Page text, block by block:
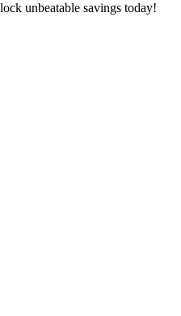
unbeatable savings today!